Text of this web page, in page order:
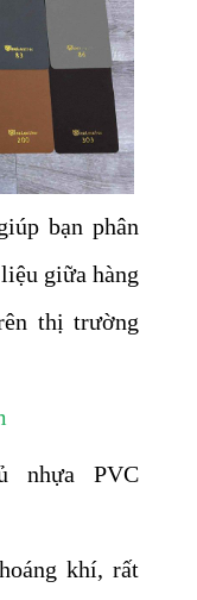
bạn phân
giữa hàng
thị trường
nhựa PVC
khí, rất